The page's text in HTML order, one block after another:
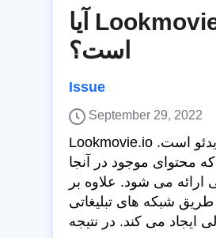
آیا Lookmovie.io ایمن
است؟
Issue
September 29, 2022
Lookmovie.io یک سایت پخش ویدئو است.
محتوای موجود در آنجا
ارائه می شود. علاوه بر
طریق شبکه های تبلیغاتی